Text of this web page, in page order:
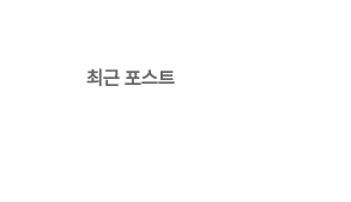
최근 포스트